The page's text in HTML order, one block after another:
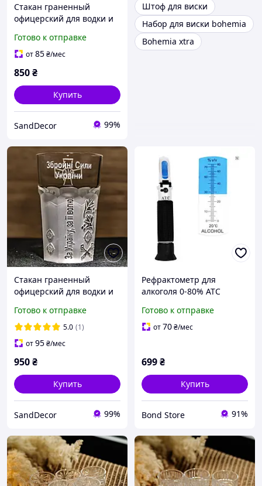
Стакан граненный
офицерский для водки и
логотипа СБУ и текста на
две стороны
Готово к отправке
от85₴/мес
850₴
Купить
SandDecor 99%
Штоф для виски
Набор для виски bohemia
Bohemia xtra
Стакан граненный
офицерский для водки и
эмблемы ЗСУ
Готово к отправке
5.0 (1)
от95₴/мес
950₴
Купить
SandDecor 99%
Рефрактометр для
алкоголя 0-80% ATC
для водки, виски, ликера
и Baijiu
Готово к отправке
от70₴/мес
699₴
Купить
Bond Store 91%